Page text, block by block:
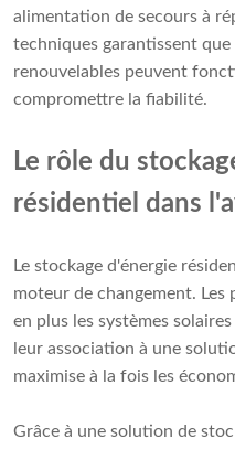
alimentation de secours à
techniques garantissent que
renouvelables peuvent
compromettre la fiabilité.
Le rôle du
résidentiel dans
Le stockage d'énergie
moteur de changement.
en plus les systèmes
leur association à une
maximise à la fois les
Grâce à une solution de